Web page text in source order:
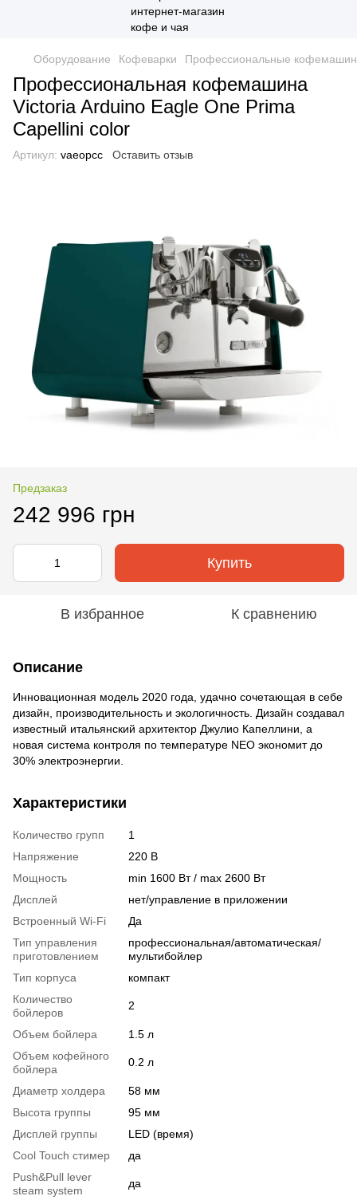
Оборудование Кофеварки Профессиональные
Профессиональная кофемашина
Victoria Arduino Eagle One Prima
Capellini color
Артикул: vaeopcc Оставить отзыв
Предзаказ
242 996 грн
Купить
В избранное К сравнению
Описание
Инновационная модель 2020 года, удачно сочетающая в себе
дизайн, производительность и экологичность. Дизайн создавал
известный итальянский архитектор Джулио Капеллини, а
новая система контроля по температуре NEO экономит до
30% электроэнергии.
Характеристики
Количество групп
1
Напряжение
220 В
Мощность
min 1600 Вт / max 2600 Вт
Дисплей
нет/управление в приложении
Встроенный Wi-Fi
Да
Тип управления
приготовлением
профессиональная/автоматическая/
мультибойлер
Тип корпуса
компакт
Количество
бойлеров
2
Объем бойлера
1.5 л
Объем кофейного
бойлера
0.2 л
Диаметр холдера
58 мм
Высота группы
95 мм
Дисплей группы
LED (время)
Сool Touch стимер
да
Push&Pull lever
steam system
да